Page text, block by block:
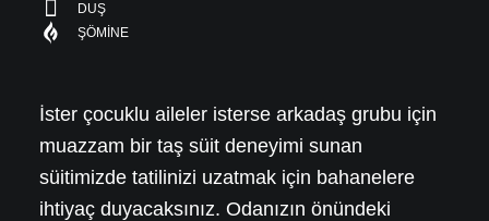
DUŞ
ŞÖMİNE
İster çocuklu aileler isterse arkadaş grubu için
muazzam bir taş süit deneyimi sunan
süitimizde tatilinizi uzatmak için bahanelere
ihtiyaç duyacaksınız. Odanızın önündeki